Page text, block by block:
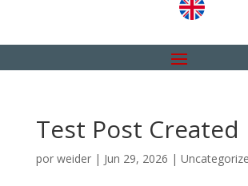
Test Post Created
por weider| Jun 29, 2026 |